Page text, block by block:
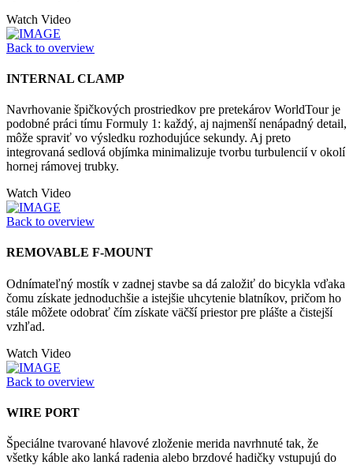
Watch Video
Back to overview
INTERNAL CLAMP
Navrhovanie špičkových prostriedkov pre pretekárov WorldTour je
podobné práci tímu Formuly 1: každý, aj najmenší nenápadný detail,
môže spraviť vo výsledku rozhodujúce sekundy. Aj preto
integrovaná sedlová objímka minimalizuje tvorbu turbulencií v okolí
hornej rámovej trubky.
Watch Video
Back to overview
REMOVABLE F-MOUNT
Odnímateľný mostík v zadnej stavbe sa dá založiť do bicykla vďaka
čomu získate jednoduchšie a istejšie uhcytenie blatníkov, pričom ho
stále môžete odobrať čím získate väčší priestor pre plášte a čistejší
vzhľad.
Watch Video
Back to overview
WIRE PORT
Špeciálne tvarované hlavové zloženie merida navrhnuté tak, že
všetky káble ako lanká radenia alebo brzdové hadičky vstupujú do